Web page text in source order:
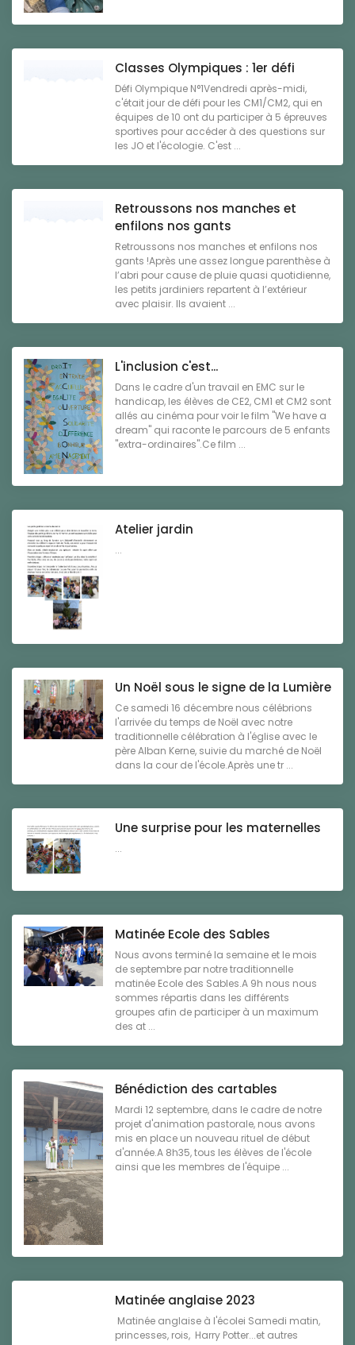
Classes Olympiques : 1er défi
Défi Olympique N°1Vendredi après-midi,
c'était jour de défi pour les CM1/CM2, qui en
équipes de 10 ont du participer à 5 épreuves
sportives pour accéder à des questions sur
les JO et l'écologie. C'est ...
Retroussons nos manches et
enfilons nos gants
Retroussons nos manches et enfilons nos
gants !Après une assez longue parenthèse à
l’abri pour cause de pluie quasi quotidienne,
les petits jardiniers repartent à l’extérieur
avec plaisir. Ils avaient ...
L'inclusion c'est...
Dans le cadre d'un travail en EMC sur le
handicap, les élèves de CE2, CM1 et CM2 sont
allés au cinéma pour voir le film "We have a
dream" qui raconte le parcours de 5 enfants
"extra-ordinaires".Ce film ...
Atelier jardin
...
Un Noël sous le signe de la Lumière
Ce samedi 16 décembre nous célébrions
l'arrivée du temps de Noël avec notre
traditionnelle célébration à l'église avec le
père Alban Kerne, suivie du marché de Noël
dans la cour de l'école.Après une tr ...
Une surprise pour les maternelles
...
Matinée Ecole des Sables
Nous avons terminé la semaine et le mois
de septembre par notre traditionnelle
matinée Ecole des Sables.A 9h nous nous
sommes répartis dans les différents
groupes afin de participer à un maximum
des at ...
Bénédiction des cartables
Mardi 12 septembre, dans le cadre de notre
projet d'animation pastorale, nous avons
mis en place un nouveau rituel de début
d'année.A 8h35, tous les élèves de l'école
ainsi que les membres de l'équipe ...
Matinée anglaise 2023
Matinée anglaise à l'écolei Samedi matin,
princesses, rois, Harry Potter...et autres